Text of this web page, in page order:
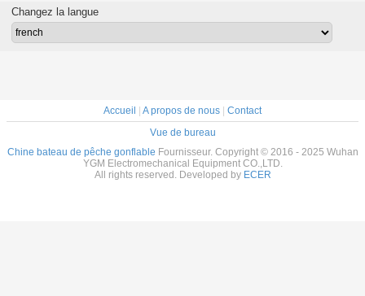
pliable pour 20
personnes.
Changez la langue
Accueil | A propos de nous | Contact
Vue de bureau
Chine bateau de pêche gonflable Fournisseur. Copyright © 2016 - 2025 Wuhan
YGM Electromechanical Equipment CO.,LTD.
All rights reserved. Developed by ECER